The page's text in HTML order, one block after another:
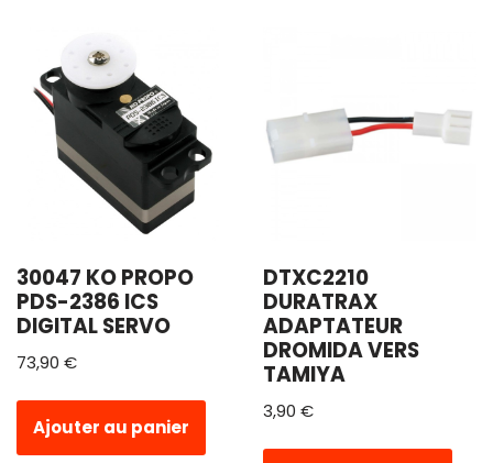
30047 KO PROPO
PDS-2386 ICS
DIGITAL SERVO
73,90 €
Ajouter au panier
DTXC2210
DURATRAX
ADAPTATEUR
DROMIDA VERS
TAMIYA
3,90 €